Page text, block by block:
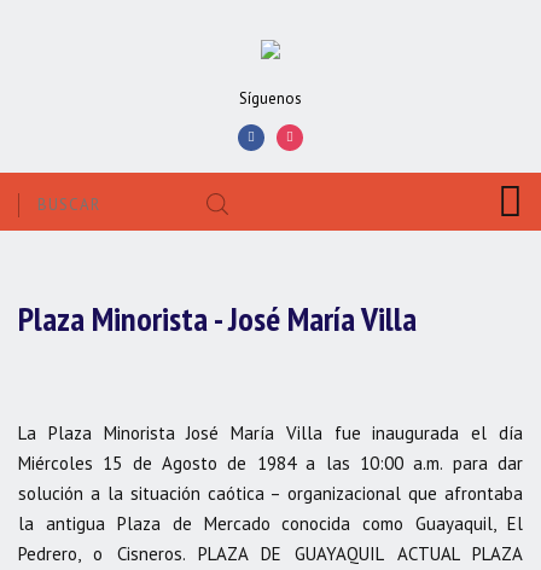
Síguenos
Plaza Minorista - José María Villa
La Plaza Minorista José María Villa fue inaugurada el día
Miércoles 15 de Agosto de 1984 a las 10:00 a.m. para dar
solución a la situación caótica – organizacional que afrontaba
la antigua Plaza de Mercado conocida como Guayaquil, El
Pedrero, o Cisneros. PLAZA DE GUAYAQUIL ACTUAL PLAZA